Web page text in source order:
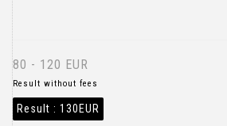
80 - 120 EUR
Result without fees
Result : 130EUR